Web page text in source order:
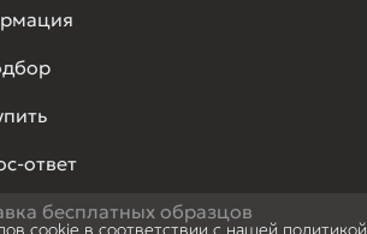
ответ
бесплатных образцов
cookie в соответствии с нашей политикой